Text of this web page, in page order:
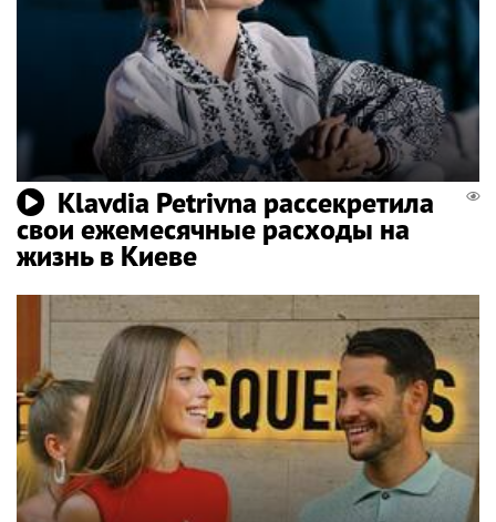
Klavdia Petrivna рассекретила
свои ежемесячные расходы на
жизнь в Киеве